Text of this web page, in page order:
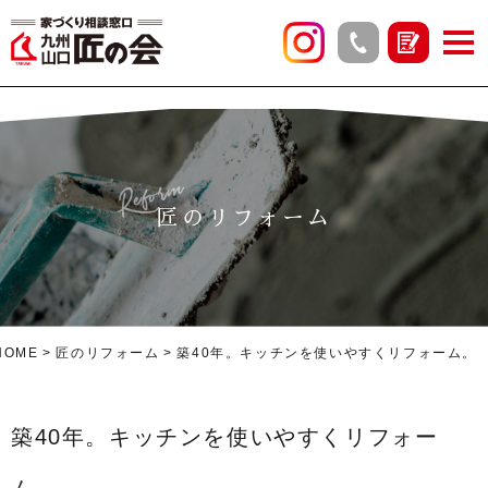
匠のリフォーム
Reform
匠のリフォーム 築40年。キッチンを使いやすくリフォーム。
築40年。キッチンを使いやすくリフォー